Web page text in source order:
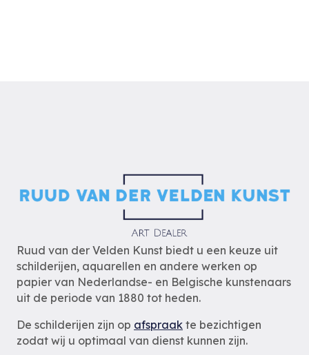
Ruud van der Velden Kunst biedt u een keuze uit
schilderijen, aquarellen en andere werken op
papier van Nederlandse- en Belgische kunstenaars
uit de periode van 1880 tot heden.
De schilderijen zijn op afspraak te bezichtigen
zodat wij u optimaal van dienst kunnen zijn.